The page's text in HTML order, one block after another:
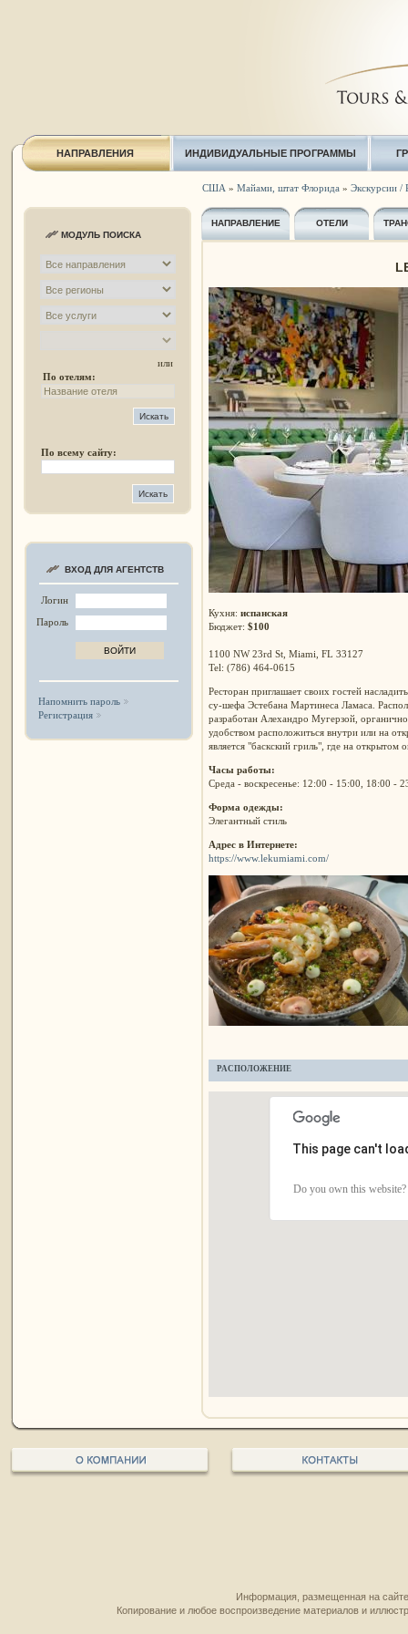
НАПРАВЛЕНИЯ ИНДИВИДУАЛЬНЫЕ ПРОГРАММЫ
МОДУЛЬ ПОИСКА
или
По отелям:
По всему сайту:
ВХОД ДЛЯ АГЕНТСТВ
Логин
Пароль
Напомнить пароль
Регистрация
США » Майами, штат Флорида » Экскурсии /
НАПРАВЛЕНИЕ ОТЕЛИ
Кухня: испанская
Бюджет: $100
1100 NW 23rd St, Miami, FL 33127
Tel: (786) 464-0615
Ресторан приглашает своих гостей
су-шефа Эстебана Мартинеса Ламаса.
разработан Алехандро Мугерзой,
удобством расположиться внутри или на
является "баскский гриль", где на открытом
Часы работы:
Среда - воскресенье: 12:00 - 15:00, 18:00 -
Форма одежды:
Элегантный стиль
Адрес в Интернете:
https://www.lekumiami.com/
РАСПОЛОЖЕНИЕ
This page can't
Do you own this website?
Информация, размещенная на
Копирование и любое воспроизведение материалов и